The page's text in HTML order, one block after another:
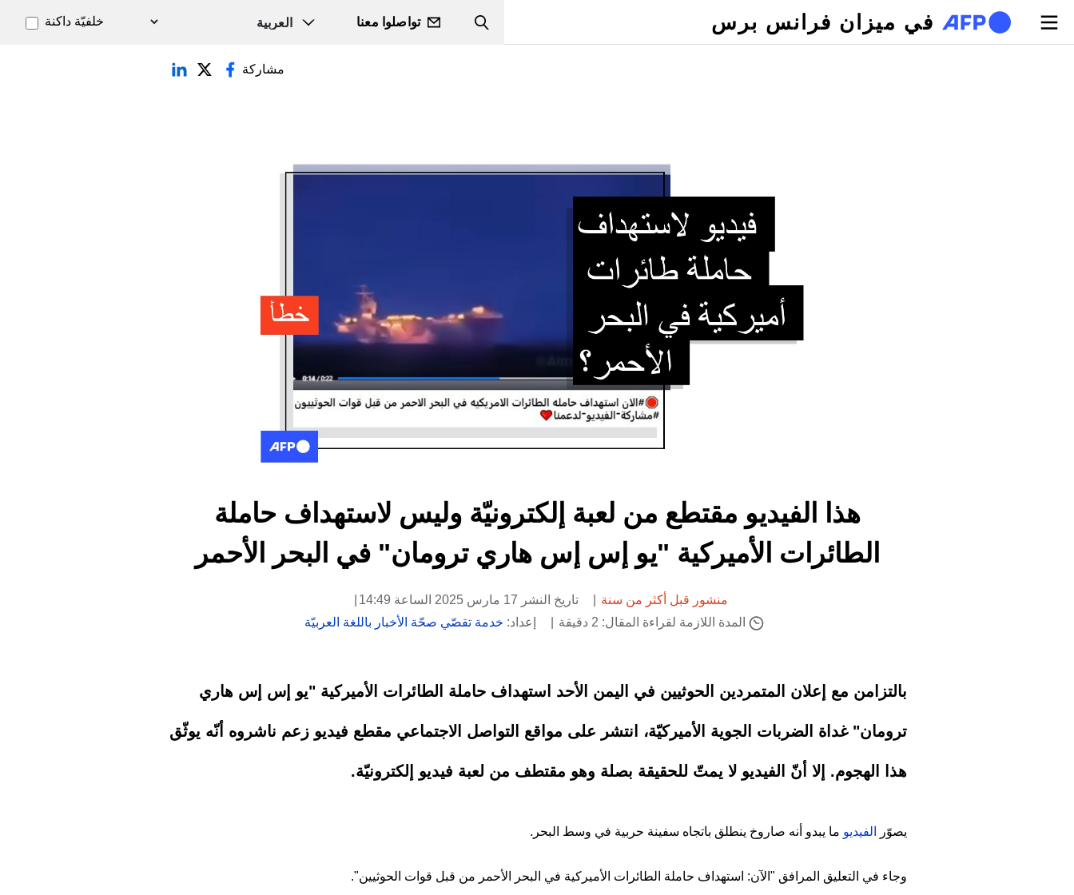
تجاوز إلى المحتوى الرئيسي
في ميزان فرانس برس Search
تواصلوا معنا خلفيّة داكنة
التبويبات الأساسية مشاركة
هذا الفيديو مقتطع من لعبة إلكترونيّة وليس لاستهداف حاملة
الطائرات الأميركية "يو إس إس هاري ترومان" في البحر الأحمر
منشور قبل أكثر من سنة
تاريخ النشر 17 مارس 2025 الساعة 14:49
المدة اللازمة لقراءة المقال: 2 دقيقة
إعداد: خدمة تقصّي صحّة الأخبار باللغة العربيّة
بالتزامن مع إعلان المتمردين الحوثيين في اليمن الأحد استهداف حاملة الطائرات الأميركية "يو إس إس هاري
ترومان" غداة الضربات الجوية الأميركيّة، انتشر على مواقع التواصل الاجتماعي مقطع فيديو زعم ناشروه أنّه يوثّق
هذا الهجوم. إلا أنّ الفيديو لا يمتّ للحقيقة بصلة وهو مقتطف من لعبة فيديو إلكترونيّة.
يصوّر الفيديو ما يبدو أنه صاروخ ينطلق باتجاه سفينة حربية في وسط البحر.
وجاء في التعليق المرافق "الآن: استهداف حاملة الطائرات الأميركية في البحر الأحمر من قبل قوات الحوثيين".